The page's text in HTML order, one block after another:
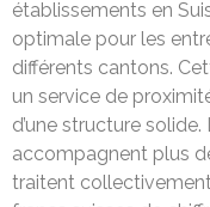
établissements en
optimale pour les
différents cantons.
un service de
d’une structure
accompagnent plus
traitent